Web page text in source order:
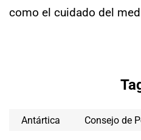
como el cuidado del
Antártica Consejo de